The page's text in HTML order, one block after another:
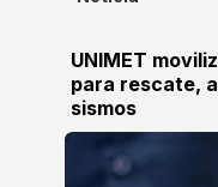
UNIMET
para rescate,
sismos